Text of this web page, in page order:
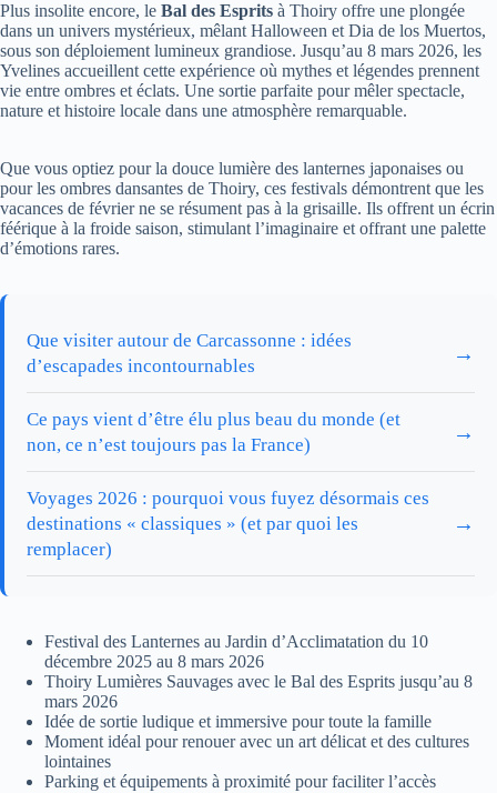
Plus insolite encore, le Bal des Esprits à Thoiry offre une plongée
dans un univers mystérieux, mêlant Halloween et Dia de los Muertos,
sous son déploiement lumineux grandiose. Jusqu’au 8 mars 2026, les
Yvelines accueillent cette expérience où mythes et légendes prennent
vie entre ombres et éclats. Une sortie parfaite pour mêler spectacle,
nature et histoire locale dans une atmosphère remarquable.
Que vous optiez pour la douce lumière des lanternes japonaises ou
pour les ombres dansantes de Thoiry, ces festivals démontrent que les
vacances de février ne se résument pas à la grisaille. Ils offrent un écrin
féérique à la froide saison, stimulant l’imaginaire et offrant une palette
d’émotions rares.
Que visiter autour de Carcassonne : idées
d’escapades incontournables
→
Ce pays vient d’être élu plus beau du monde (et
non, ce n’est toujours pas la France)
→
Voyages 2026 : pourquoi vous fuyez désormais ces
destinations « classiques » (et par quoi les
remplacer)
→
Festival des Lanternes au Jardin d’Acclimatation du 10
décembre 2025 au 8 mars 2026
Thoiry Lumières Sauvages avec le Bal des Esprits jusqu’au 8
mars 2026
Idée de sortie ludique et immersive pour toute la famille
Moment idéal pour renouer avec un art délicat et des cultures
lointaines
Parking et équipements à proximité pour faciliter l’accès